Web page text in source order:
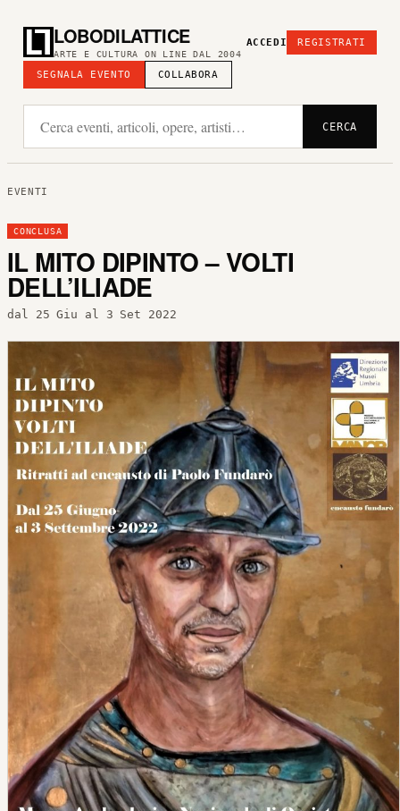
LOBODILATTICE
ARTE E CULTURA ON LINE DAL 2004
SEGNALA EVENTO COLLABORA
ACCEDI REGISTRATI
CERCA
EVENTI
CONCLUSA
IL MITO DIPINTO – VOLTI
DELL’ILIADE
dal 25 Giu al 3 Set 2022